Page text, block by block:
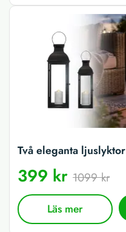
Två eleganta ljuslyktor
399 kr 1099 kr
Läs mer